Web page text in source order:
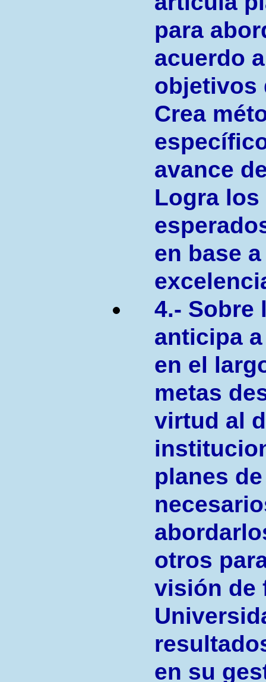
para
acuerdo
objetivos
Crea
avance
Logra
en base
4.- Sobre
anticipa
en el
metas
virtud al
planes
otros
visión de
en su